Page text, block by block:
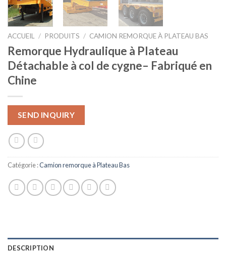
ACCUEIL / PRODUITS / CAMION REMORQUE À PLATEAU BAS
Remorque Hydraulique à Plateau
Détachable à col de cygne– Fabriqué en
Chine
SEND INQUIRY
Catégorie :Camion remorque à Plateau Bas
DESCRIPTION